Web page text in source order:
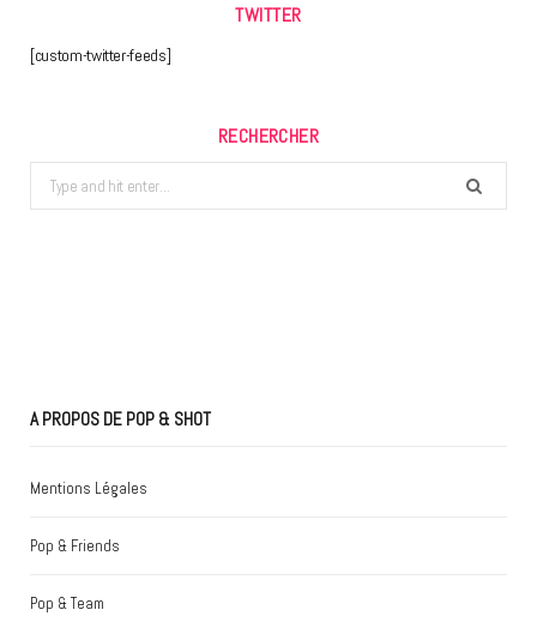
TWITTER
[custom-twitter-feeds]
RECHERCHER
Search
for:
A PROPOS DE POP & SHOT
Mentions Légales
Pop & Friends
Pop & Team